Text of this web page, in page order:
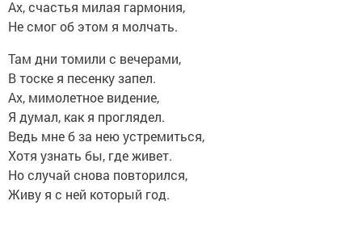
Ах, счастья милая гармония,
Не смог об этом я молчать.
Там дни томили с вечерами,
В тоске я песенку запел.
Ах, мимолетное видение,
Я думал, как я проглядел.
Ведь мне б за нею устремиться,
Хотя узнать бы, где живет.
Но случай снова повторился,
Живу я с ней который год.